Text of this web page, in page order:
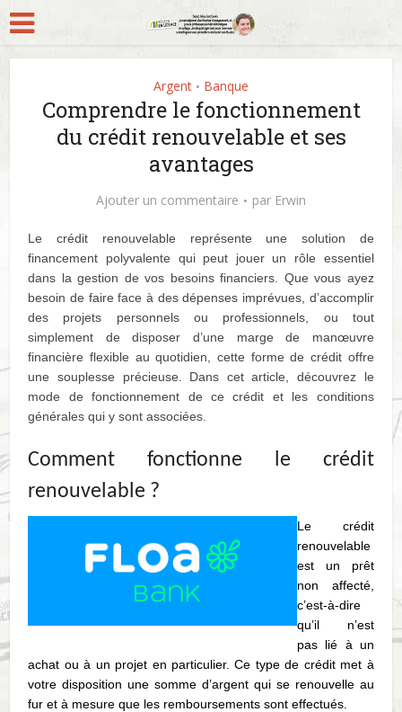
Argent • Banque
Comprendre le fonctionnement
du crédit renouvelable et ses
avantages
Ajouter un commentaire par Erwin
Le crédit renouvelable représente une solution de
financement polyvalente qui peut jouer un rôle essentiel
dans la gestion de vos besoins financiers. Que vous ayez
besoin de faire face à des dépenses imprévues, d’accomplir
des projets personnels ou professionnels, ou tout
simplement de disposer d’une marge de manœuvre
financière flexible au quotidien, cette forme de crédit offre
une souplesse précieuse. Dans cet article, découvrez le
mode de fonctionnement de ce crédit et les conditions
générales qui y sont associées.
Comment fonctionne le crédit
renouvelable ?
Le crédit
renouvelable
est un prêt
non affecté,
c’est-à-dire
qu’il n’est
pas lié à un
achat ou à un projet en particulier. Ce type de crédit met à
votre disposition une somme d’argent qui se renouvelle au
fur et à mesure que les remboursements sont effectués.